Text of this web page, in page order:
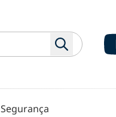
Segurança